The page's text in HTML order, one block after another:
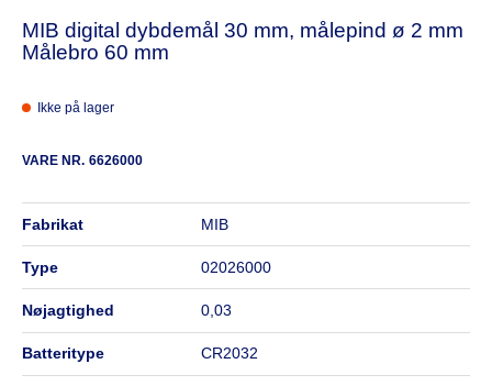
MIB digital dybdemål 30 mm, målepind ø 2 mm
Målebro 60 mm
Ikke på lager
VARE NR. 6626000
fabrikat MIB
type 02026000
nøjagtighed 0,03
batteritype CR2032